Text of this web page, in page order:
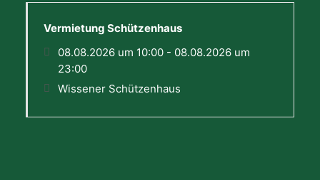
Vermietung Schützenhaus
08.08.2026 um 10:00 - 08.08.2026 um
23:00
Wissener Schützenhaus